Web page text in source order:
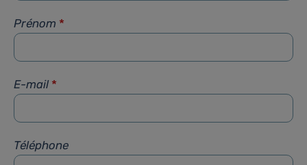
Prénom *
E-mail *
Téléphone